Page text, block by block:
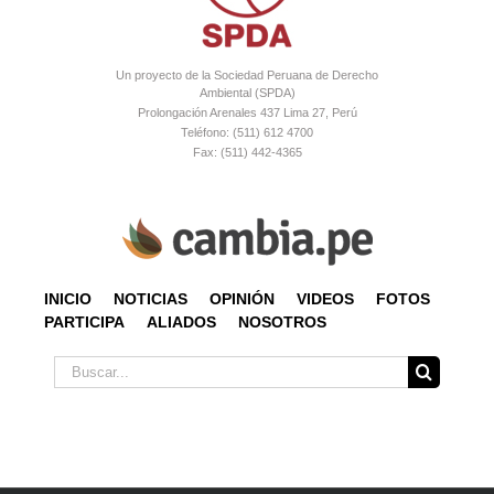
Un proyecto de la Sociedad Peruana de Derecho
Ambiental (SPDA)
Prolongación Arenales 437 Lima 27, Perú
Teléfono: (511) 612 4700
Fax: (511) 442-4365
INICIO NOTICIAS OPINIÓN VIDEOS
FOTOS
PARTICIPA
ALIADOS NOSOTROS
Buscar: